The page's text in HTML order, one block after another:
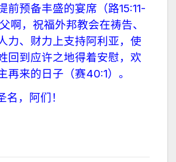
前预备丰盛的宴席（路15:11-
啊，祝福外邦教会在祷告、
力、财力上支持阿利亚，使
回到应许之地得着安慰，欢
再来的日子（赛40:1）。
，阿们！